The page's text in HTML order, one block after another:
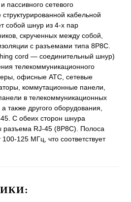
пассивного сетевого
кабельной
собой шнур из 4-х пар
скрученных между собой,
с разъемами типа 8P8C.
cord — соединительный шнур)
телекоммуникационного
офисные АТС, сетевые
коммутационные панели,
в телекоммуникационных
также другого оборудования,
С обеих сторон шнура
разъема RJ-45 (8P8C). Полоса
125 МГц, что соответствует